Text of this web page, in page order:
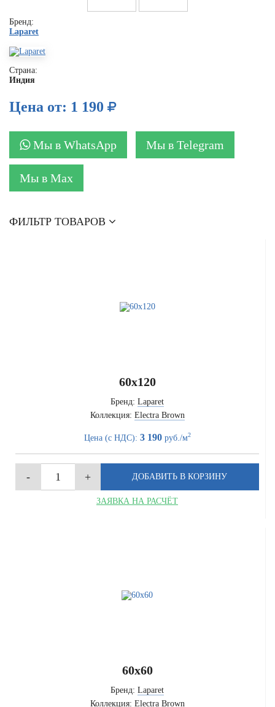
Бренд:
Laparet
Страна:
Индия
Цена от: 1 190
Мы в WhatsApp Мы в Telegram
Мы в Max
ФИЛЬТР ТОВАРОВ
60x120
Бренд: Laparet
Коллекция: Electra Brown
Цена (с НДС): 3 190руб./м2
ЗАЯВКА НА РАСЧЁТ
60x60
Бренд: Laparet
Коллекция: Electra Brown